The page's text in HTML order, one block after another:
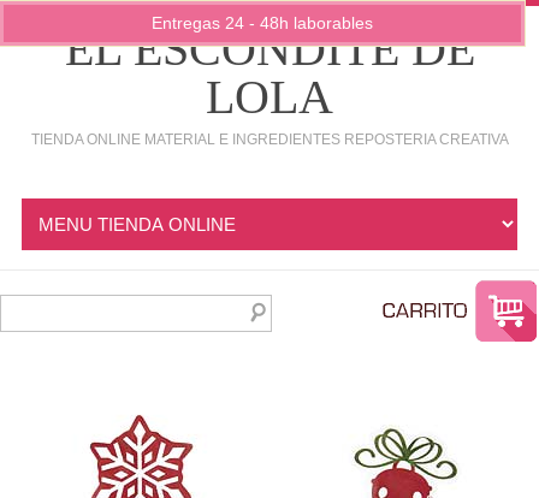
EL ESCONDITE DE
LOLA
TIENDA ONLINE MATERIAL E INGREDIENTES REPOSTERIA CREATIVA
Entregas 24 - 48h laborables